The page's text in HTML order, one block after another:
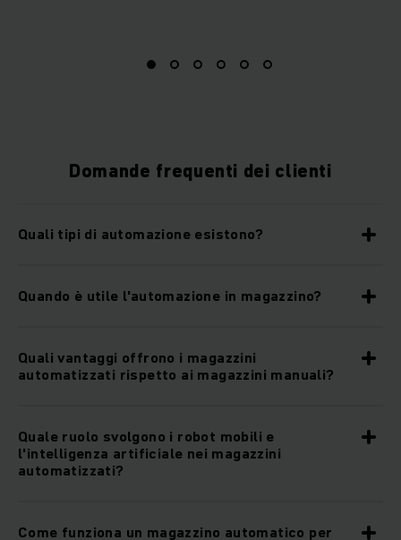
Domande frequenti dei clienti
Quali tipi di automazione esistono?
Quando è utile l'automazione in magazzino?
Quali vantaggi offrono i magazzini
automatizzati rispetto ai magazzini manuali?
Quale ruolo svolgono i robot mobili e
l'intelligenza artificiale nei magazzini
automatizzati?
Come funziona un magazzino automatico per